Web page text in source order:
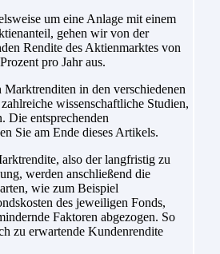
um eine Anlage mit einem
gehen wir von der
Rendite des Aktienmarktes von
pro Jahr aus.
Marktrenditen in den verschiedenen
wissenschaftliche Studien,
Die entsprechenden
Sie am Ende dieses Artikels.
also der langfristig zu
werden anschließend die
wie zum Beispiel
des jeweiligen Fonds,
Faktoren abgezogen. So
zu erwartende Kundenrendite